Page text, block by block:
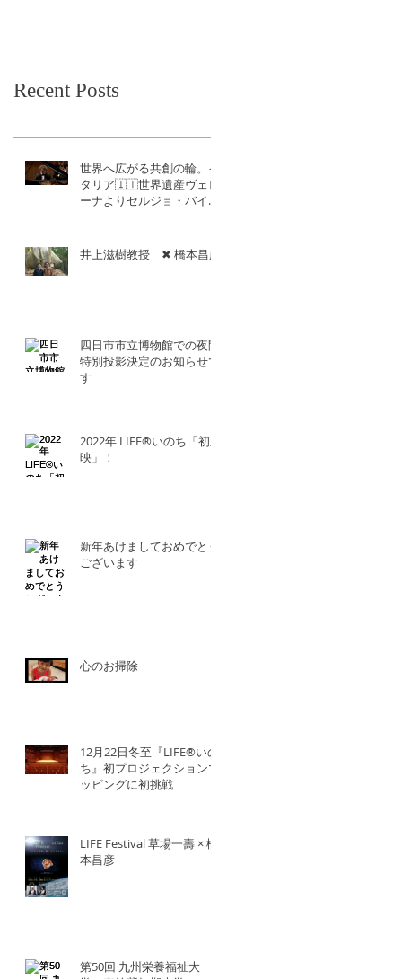
Recent Posts
世界へ広がる共創の輪。イ
タリア🇮🇹世界遺産ヴェロ
ーナよりセルジョ・バイエ
井上滋樹教授 ✖︎ 橋本昌彦
四日市市立博物館での夜間
特別投影決定のお知らせで
す
2022年 LIFE®︎いのち「初上
映」！
新年あけましておめでとう
ございます
心のお掃除
12月22日冬至『LIFE®︎いの
ち』初プロジェクションマ
ッピングに初挑戦
LIFE Festival 草場一壽 × 橋
本昌彦
第50回 九州栄養福祉大